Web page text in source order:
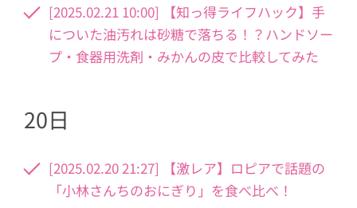
[2025.02.21 10:00] 【知っ得ライフハック】手
についた油汚れは砂糖で落ちる！？ハンドソー
プ・食器用洗剤・みかんの皮で比較してみた
20日
[2025.02.20 21:27] 【激レア】ロピアで話題の
「小林さんちのおにぎり」を食べ比べ！